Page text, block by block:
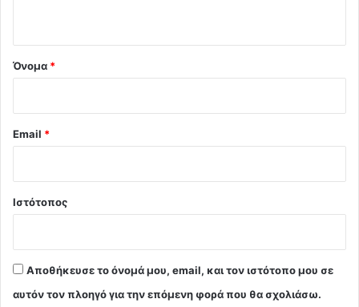
Όνομα *
Email *
Ιστότοπος
Αποθήκευσε το όνομά μου, email, και τον ιστότοπο μου σε
αυτόν τον πλοηγό για την επόμενη φορά που θα σχολιάσω.